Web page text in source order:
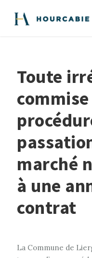
Toute
marché
à une
contrat
La Commune de